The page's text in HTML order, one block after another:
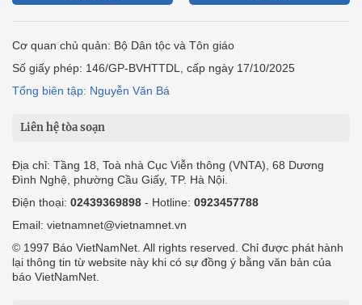
Cơ quan chủ quản: Bộ Dân tộc và Tôn giáo
Số giấy phép: 146/GP-BVHTTDL, cấp ngày 17/10/2025
Tổng biên tập: Nguyễn Văn Bá
Liên hệ tòa soạn
Địa chỉ: Tầng 18, Toà nhà Cục Viễn thông (VNTA), 68 Dương
Đình Nghệ, phường Cầu Giấy, TP. Hà Nội.
Điện thoại: 02439369898 - Hotline: 0923457788
Email: vietnamnet@vietnamnet.vn
© 1997 Báo VietNamNet. All rights reserved. Chỉ được phát hành
lại thông tin từ website này khi có sự đồng ý bằng văn bản của
báo VietNamNet.